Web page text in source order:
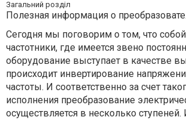
Загальний розділ
Полезная информация о
Сегодня мы поговорим о том, что
частотники, где имеется звено
оборудование выступает в качестве
происходит инвертирование
частоты. И соответственно за счет
исполнения преобразование
осуществляется в несколько ступеней.